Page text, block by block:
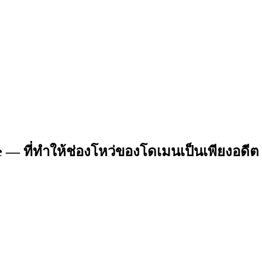
ที่ทำให้ช่องโหว่ของโดเมนเป็นเพียงอดีต